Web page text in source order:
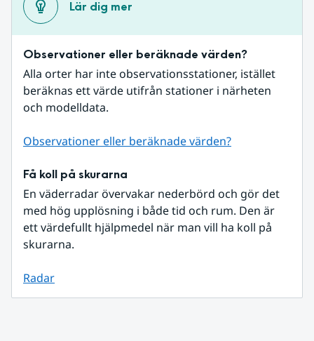
Lär dig mer
Observationer eller beräknade värden?
Alla orter har inte observationsstationer, istället
beräknas ett värde utifrån stationer i närheten
och modelldata.
Observationer eller beräknade värden?
Få koll på skurarna
En väderradar övervakar nederbörd och gör det
med hög upplösning i både tid och rum. Den är
ett värdefullt hjälpmedel när man vill ha koll på
skurarna.
Radar